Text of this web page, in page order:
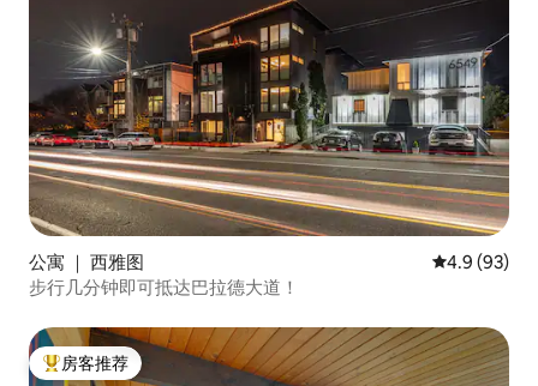
公寓 ｜ 西雅图 平均评分
4.9 (93)
步行几分钟即可抵达巴拉德大道！
热门「房客推荐」
房客推荐